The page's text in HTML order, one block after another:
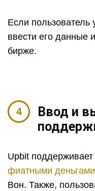
Если пользователь
ввести его данные
бирже.
Ввод и
Upbit
фиатными деньгами
Вон. Также,